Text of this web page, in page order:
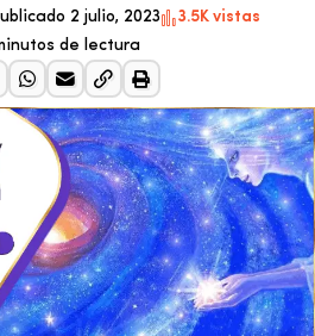
2 julio, 2023
3.5K vistas
de lectura